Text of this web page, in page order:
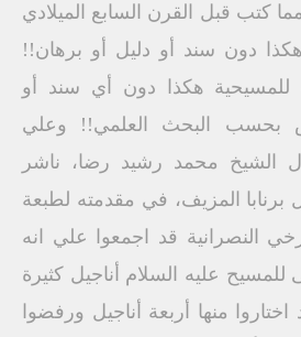
كتب قبل القرن السابع الميلادي
دون سند أو دليل أو برهان!!
للمسيحية هكذا دون أي سند أو
بحسب البحث العلمي!! وعلي
الشيخ محمد رشيد رضا، ناشر
برنابا المزيف، في مقدمته لطبعة
النصرانية قد اجمعوا علي انه
للمسيح عليه السلام أناجيل كثيرة
منها أربعة أناجيل ورفضوا